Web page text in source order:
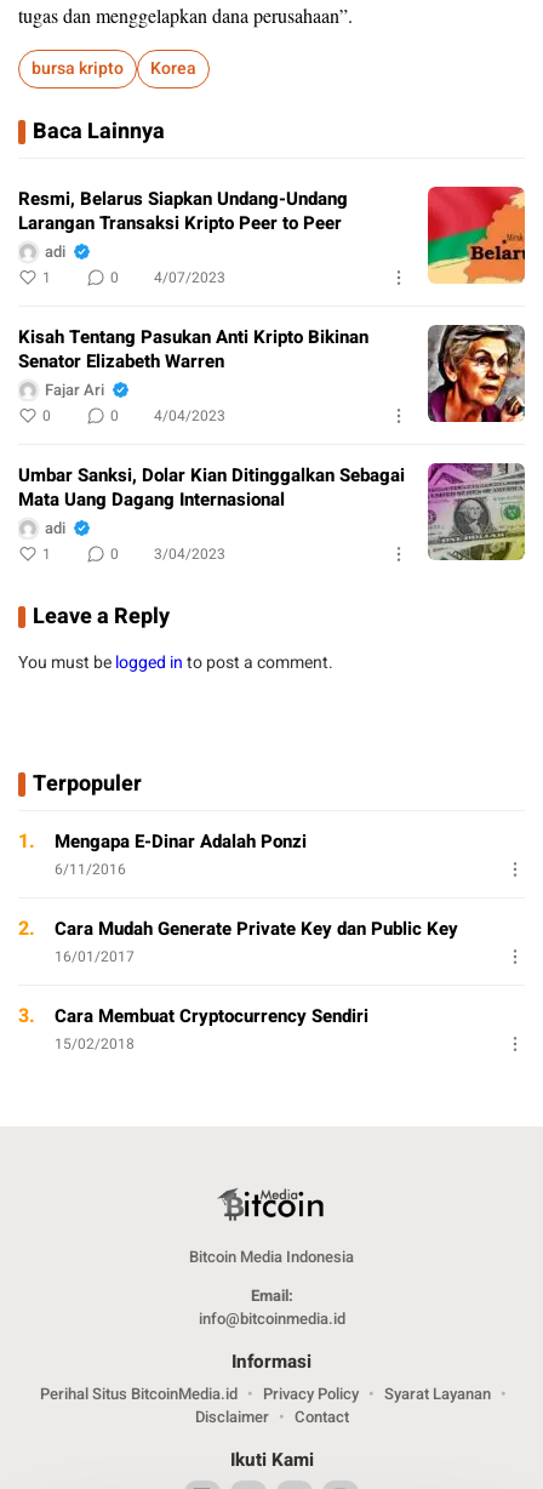
tugas dan menggelapkan dana perusahaan”.
bursa kripto Korea
Baca Lainnya
Resmi, Belarus Siapkan Undang-Undang
Larangan Transaksi Kripto Peer to Peer
adi
1 0 4/07/2023
Kisah Tentang Pasukan Anti Kripto Bikinan
Senator Elizabeth Warren
Fajar Ari
0 0 4/04/2023
Umbar Sanksi, Dolar Kian Ditinggalkan Sebagai
Mata Uang Dagang Internasional
adi
1 0 3/04/2023
Leave a Reply
You must belogged into post a comment.
Terpopuler
1. Mengapa E-Dinar Adalah Ponzi
6/11/2016
2. Cara Mudah Generate Private Key dan Public Key
16/01/2017
3. Cara Membuat Cryptocurrency Sendiri
15/02/2018
Bitcoin Media Indonesia
Email:
info@bitcoinmedia.id
Informasi
Perihal Situs BitcoinMedia.id Privacy Policy
Syarat Layanan
Disclaimer
Contact
Ikuti Kami